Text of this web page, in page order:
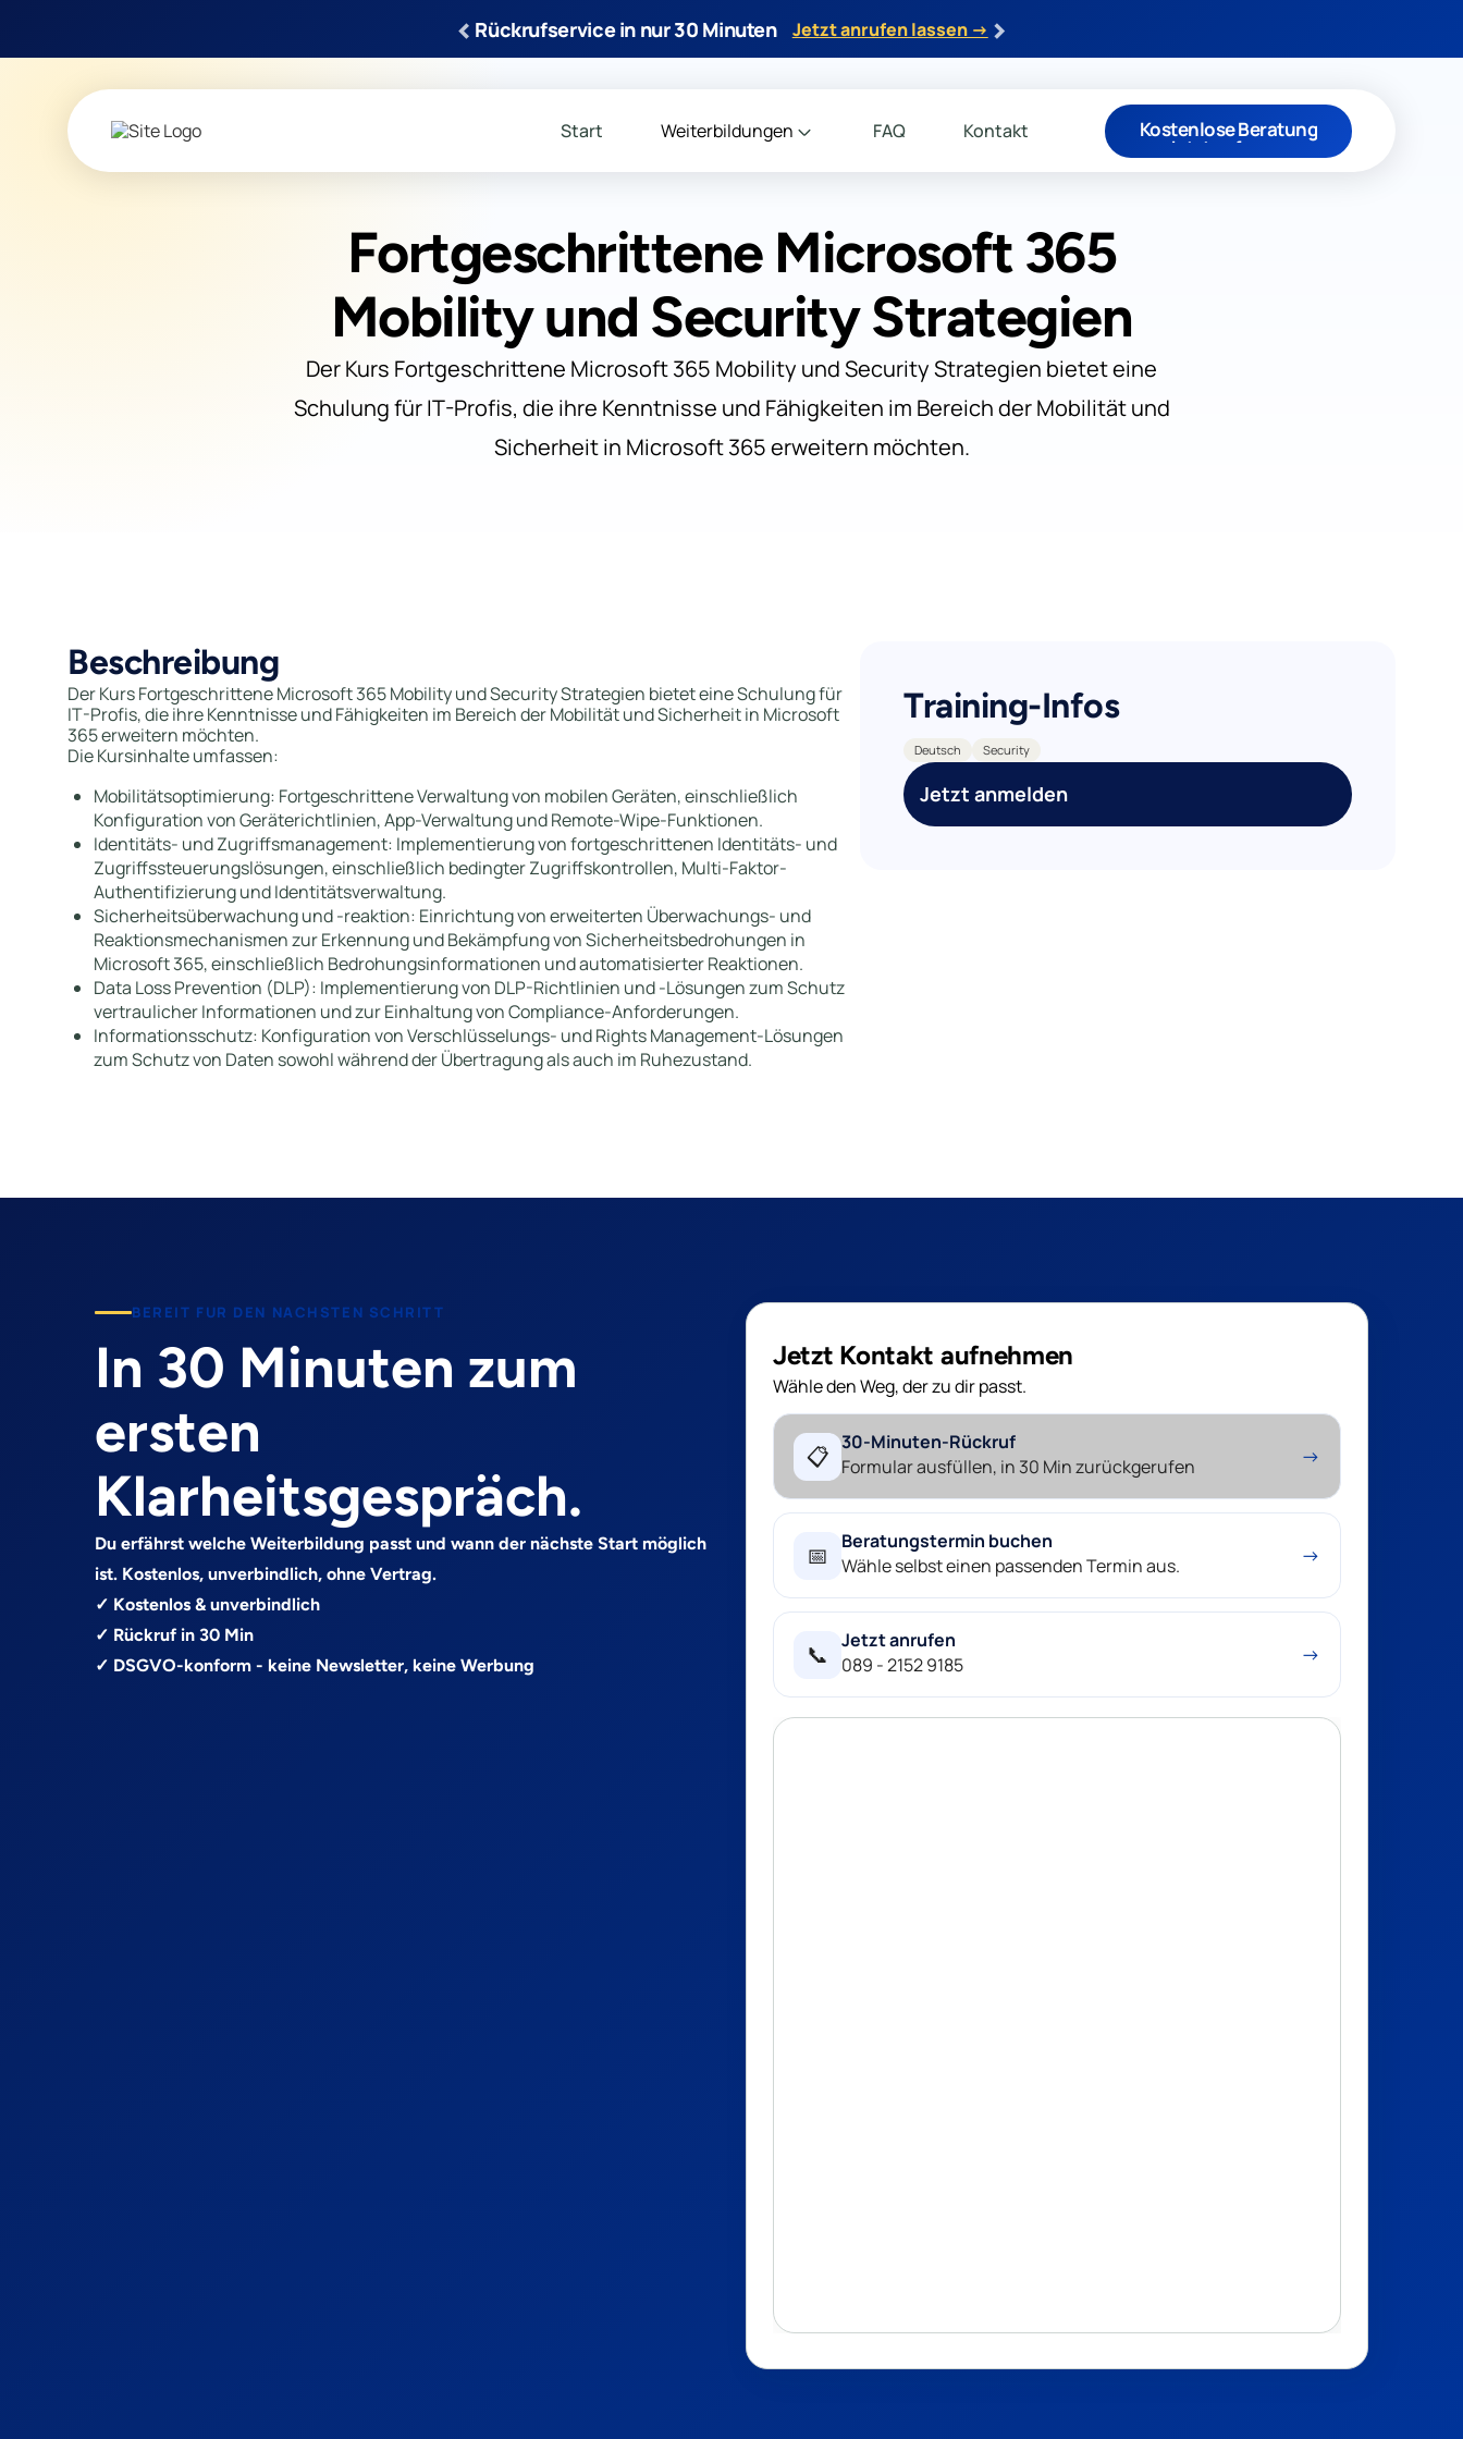
‹ Rückrufservice in nur 30 Minuten Jetzt anrufen lassen →›
Start Weiterbildungen FAQ Kontakt Kostenlose Beratung
Jetzt anfragen
Fortgeschrittene Microsoft 365
Mobility und Security Strategien
Der Kurs Fortgeschrittene Microsoft 365 Mobility und Security Strategien bietet eine
Schulung für IT-Profis, die ihre Kenntnisse und Fähigkeiten im Bereich der Mobilität und
Sicherheit in Microsoft 365 erweitern möchten.
Beschreibung
Der Kurs Fortgeschrittene Microsoft 365 Mobility und Security Strategien bietet eine Schulung für
IT-Profis, die ihre Kenntnisse und Fähigkeiten im Bereich der Mobilität und Sicherheit in Microsoft
365 erweitern möchten.
Die Kursinhalte umfassen:
Mobilitätsoptimierung: Fortgeschrittene Verwaltung von mobilen Geräten, einschließlich
Konfiguration von Geräterichtlinien, App-Verwaltung und Remote-Wipe-Funktionen.
Identitäts- und Zugriffsmanagement: Implementierung von fortgeschrittenen Identitäts- und
Zugriffssteuerungslösungen, einschließlich bedingter Zugriffskontrollen, Multi-Faktor-
Authentifizierung und Identitätsverwaltung.
Sicherheitsüberwachung und -reaktion: Einrichtung von erweiterten Überwachungs- und
Reaktionsmechanismen zur Erkennung und Bekämpfung von Sicherheitsbedrohungen in
Microsoft 365, einschließlich Bedrohungsinformationen und automatisierter Reaktionen.
Data Loss Prevention (DLP): Implementierung von DLP-Richtlinien und -Lösungen zum Schutz
vertraulicher Informationen und zur Einhaltung von Compliance-Anforderungen.
Informationsschutz: Konfiguration von Verschlüsselungs- und Rights Management-Lösungen
zum Schutz von Daten sowohl während der Übertragung als auch im Ruhezustand.
Training-Infos
Deutsch Security
Jetzt anmelden
BEREIT FUR DEN NACHSTEN SCHRITT
In 30 Minuten zum
ersten
Klarheitsgespräch.
Du erfährst welche Weiterbildung passt und wann der nächste Start möglich
ist. Kostenlos, unverbindlich, ohne Vertrag.
✓ Kostenlos & unverbindlich
✓ Rückruf in 30 Min
✓ DSGVO-konform - keine Newsletter, keine Werbung
Jetzt Kontakt aufnehmen
Wähle den Weg, der zu dir passt.
📋 30-Minuten-Rückruf
Formular ausfüllen, in 30 Min zurückgerufen
→
📅
Beratungstermin buchen
Wähle selbst einen passenden Termin aus.
→
📞
Jetzt anrufen
089 - 2152 9185
→